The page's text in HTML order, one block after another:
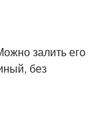
залить его
без